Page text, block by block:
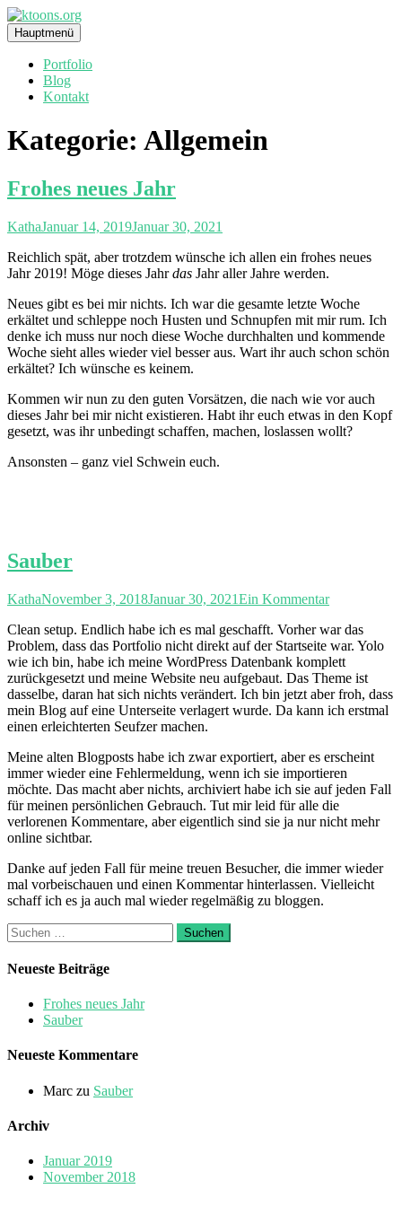
Zum
Inhalt
springen
ktoons.org
Illustrationen
Hauptmenü
Portfolio
Blog
Kontakt
Kategorie: Allgemein
Frohes neues Jahr
KathaJanuar 14, 2019Januar 30, 2021
Reichlich spät, aber trotzdem wünsche ich allen ein frohes neues
Jahr 2019! Möge dieses Jahrdas Jahr aller Jahre werden.
Neues gibt es bei mir nichts. Ich war die gesamte letzte Woche
erkältet und schleppe noch Husten und Schnupfen mit mir rum. Ich
denke ich muss nur noch diese Woche durchhalten und kommende
Woche sieht alles wieder viel besser aus. Wart ihr auch schon schön
erkältet? Ich wünsche es keinem.
Kommen wir nun zu den guten Vorsätzen, die nach wie vor auch
dieses Jahr bei mir nicht existieren. Habt ihr euch etwas in den Kopf
gesetzt, was ihr unbedingt schaffen, machen, loslassen wollt?
Ansonsten – ganz viel Schwein euch.
Sauber
KathaNovember 3, 2018Januar 30, 2021Ein Kommentar
Clean setup. Endlich habe ich es mal geschafft. Vorher war das
Problem, dass das Portfolio nicht direkt auf der Startseite war. Yolo
wie ich bin, habe ich meine WordPress Datenbank komplett
zurückgesetzt und meine Website neu aufgebaut. Das Theme ist
dasselbe, daran hat sich nichts verändert. Ich bin jetzt aber froh, dass
mein Blog auf eine Unterseite verlagert wurde. Da kann ich erstmal
einen erleichterten Seufzer machen.
Meine alten Blogposts habe ich zwar exportiert, aber es erscheint
immer wieder eine Fehlermeldung, wenn ich sie importieren
möchte. Das macht aber nichts, archiviert habe ich sie auf jeden Fall
für meinen persönlichen Gebrauch. Tut mir leid für alle die
verlorenen Kommentare, aber eigentlich sind sie ja nur nicht mehr
online sichtbar.
Danke auf jeden Fall für meine treuen Besucher, die immer wieder
mal vorbeischauen und einen Kommentar hinterlassen. Vielleicht
schaff ich es ja auch mal wieder regelmäßig zu bloggen.
Suchen
nach:
Neueste Beiträge
Frohes neues Jahr
Sauber
Neueste Kommentare
Marc zu Sauber
Archiv
Januar 2019
November 2018